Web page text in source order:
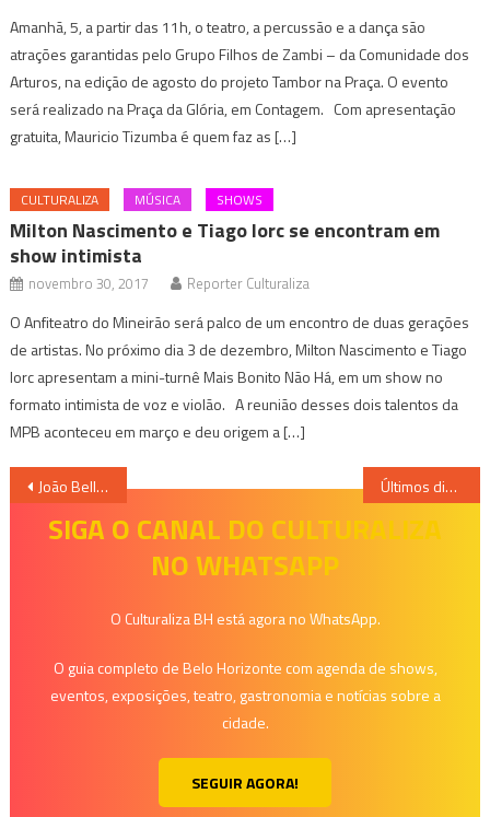
Amanhã, 5, a partir das 11h, o teatro, a percussão e a dança são
atrações garantidas pelo Grupo Filhos de Zambi – da Comunidade dos
Arturos, na edição de agosto do projeto Tambor na Praça. O evento
será realizado na Praça da Glória, em Contagem. Com apresentação
gratuita, Mauricio Tizumba é quem faz as […]
CULTURALIZA MÚSICA SHOWS
Milton Nascimento e Tiago Iorc se encontram em
show intimista
novembro 30, 2017 Reporter Culturaliza
O Anfiteatro do Mineirão será palco de um encontro de duas gerações
de artistas. No próximo dia 3 de dezembro, Milton Nascimento e Tiago
Iorc apresentam a mini-turnê Mais Bonito Não Há, em um show no
formato intimista de voz e violão. A reunião desses dois talentos da
MPB aconteceu em março e deu origem a […]
Navegação
João Belleza lança música em parceria com Claudio Venturini Últimos dias do circo gratuito em Mário Campos
SIGA O CANAL DO CULTURALIZA
NO WHATSAPP
O Culturaliza BH está agora no WhatsApp.
O guia completo de Belo Horizonte com agenda de shows,
eventos, exposições, teatro, gastronomia e notícias sobre a
cidade.
SEGUIR AGORA!